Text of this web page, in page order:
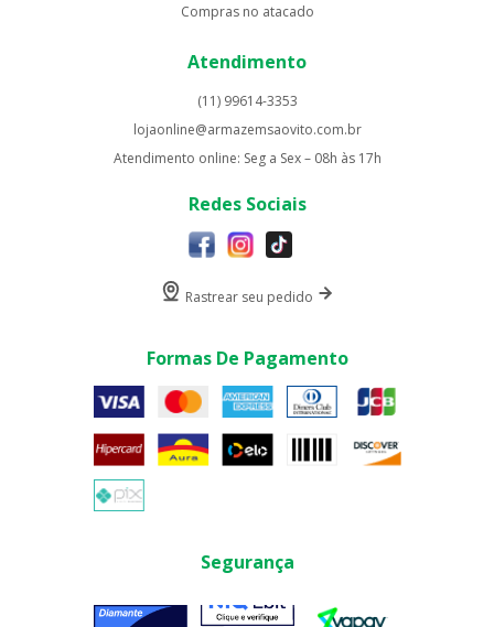
Compras no atacado
Atendimento
(11) 99614-3353
lojaonline@armazemsaovito.com.br
Atendimento online: Seg a Sex – 08h às 17h
Redes Sociais
Rastrear seu pedido
Formas De Pagamento
Segurança